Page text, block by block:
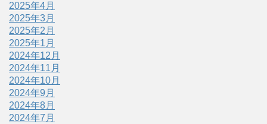
2025年4月
2025年3月
2025年2月
2025年1月
2024年12月
2024年11月
2024年10月
2024年9月
2024年8月
2024年7月